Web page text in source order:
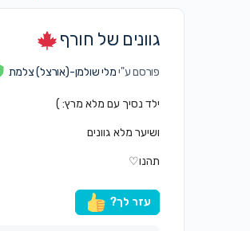
גוונים של חורף
פורסם ע"ימלי שולמן-(אורצל) צלמת
ילד נסיך עם מלא מרץ: )
ושיער מלא גוונים
תהנו♡
עזר לך?